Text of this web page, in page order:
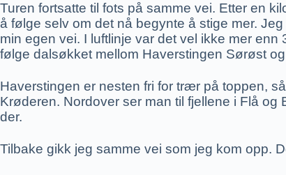
Turen fortsatte til fots på samme vei. Etter en
å følge selv om det nå begynte å stige mer.
min egen vei. I luftlinje var det vel ikke mer
følge dalsøkket mellom Haverstingen Sørøst
Haverstingen er nesten fri for trær på toppen,
Krøderen. Nordover ser man til fjellene i Flå
der.
Tilbake gikk jeg samme vei som jeg kom opp.